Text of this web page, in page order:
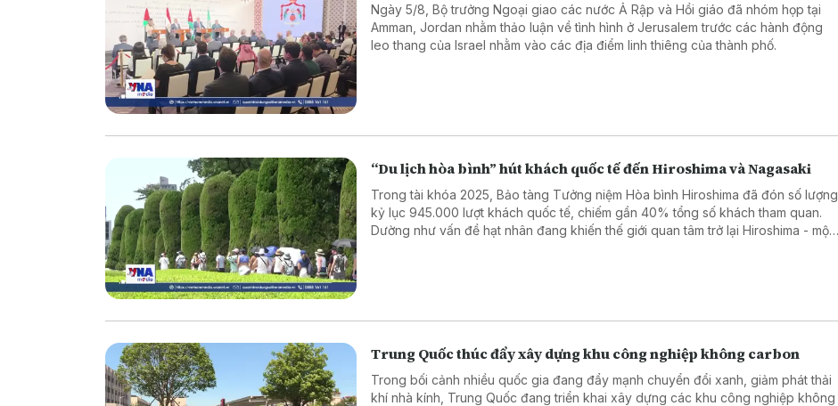
Ngày 5/8, Bộ trưởng Ngoại giao các nước Ả Rập và Hồi giáo đã nhóm họp tại
Amman, Jordan nhằm thảo luận về tình hình ở Jerusalem trước các hành động
leo thang của Israel nhằm vào các địa điểm linh thiêng của thành phố.
“Du lịch hòa bình” hút khách quốc tế đến Hiroshima và Nagasaki
Trong tài khóa 2025, Bảo tàng Tưởng niệm Hòa bình Hiroshima đã đón số lượng
kỷ lục 945.000 lượt khách quốc tế, chiếm gần 40% tổng số khách tham quan.
Dường như vấn đề hạt nhân đang khiến thế giới quan tâm trở lại Hiroshima - một
Trung Quốc thúc đẩy xây dựng khu công nghiệp không carbon
Trong bối cảnh nhiều quốc gia đang đẩy mạnh chuyển đổi xanh, giảm phát thải
khí nhà kính, Trung Quốc đang triển khai xây dựng các khu công nghiệp không